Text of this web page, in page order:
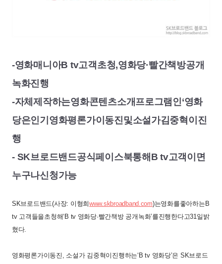
-영화매니아B tv고객초청,영화당·빨간책방공개
녹화진행
-자체제작하는영화콘텐츠소개프로그램인‘영화
당은인기 영화평론가이동진및소설가김중혁이 진
행
- SK브로드밴드공식페이스북통해 B tv고객이면
누구나신청가능
SK브로드밴드(사장: 이형희www.skbroadband.com)는영화를좋아하는 B
tv 고객들을초청해‘ B tv 영화당·빨간책방 공개 녹화’를진행한다고31일 밝
혔다.
영화평론가이동진 , 소설가 김중혁이 진행하는‘ B tv 영화당’은 SK브로드